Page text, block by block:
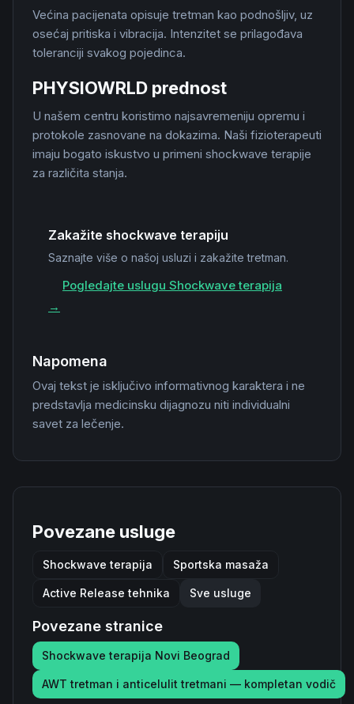
Većina pacijenata opisuje tretman kao podnošljiv, uz
osećaj pritiska i vibracija. Intenzitet se prilagođava
toleranciji svakog pojedinca.
PHYSIOWRLD prednost
U našem centru koristimo najsavremeniju opremu i
protokole zasnovane na dokazima. Naši fizioterapeuti
imaju bogato iskustvo u primeni shockwave terapije
za različita stanja.
Zakažite shockwave terapiju
Saznajte više o našoj usluzi i zakažite tretman.
Pogledajte uslugu Shockwave terapija
→
Napomena
Ovaj tekst je isključivo informativnog karaktera i ne
predstavlja medicinsku dijagnozu niti individualni
savet za lečenje.
Povezane usluge
Shockwave terapija Sportska masaža
Active Release tehnika Sve usluge
Povezane stranice
Shockwave terapija Novi Beograd
AWT tretman i anticelulit tretmani — kompletan vodič